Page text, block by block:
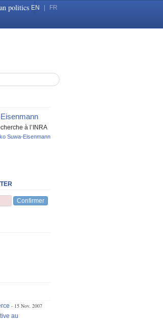
politics EN FR
à l’INRA
Suwa-Eisenmann
Confirmer
15 Nov. 2007
au